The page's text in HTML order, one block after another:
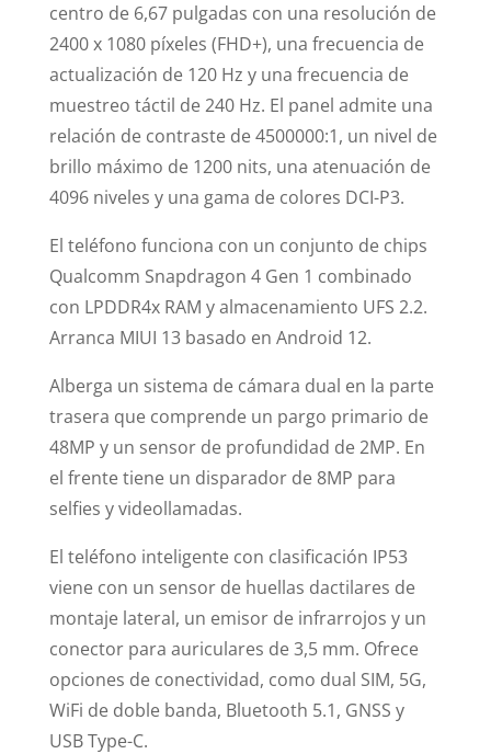
centro de 6,67 pulgadas con una resolución de
2400 x 1080 píxeles (FHD+), una frecuencia de
actualización de 120 Hz y una frecuencia de
muestreo táctil de 240 Hz. El panel admite una
relación de contraste de 4500000:1, un nivel de
brillo máximo de 1200 nits, una atenuación de
4096 niveles y una gama de colores DCI-P3.
El teléfono funciona con un conjunto de chips
Qualcomm Snapdragon 4 Gen 1 combinado
con LPDDR4x RAM y almacenamiento UFS 2.2.
Arranca MIUI 13 basado en Android 12.
Alberga un sistema de cámara dual en la parte
trasera que comprende un pargo primario de
48MP y un sensor de profundidad de 2MP. En
el frente tiene un disparador de 8MP para
selfies y videollamadas.
El teléfono inteligente con clasificación IP53
viene con un sensor de huellas dactilares de
montaje lateral, un emisor de infrarrojos y un
conector para auriculares de 3,5 mm. Ofrece
opciones de conectividad, como dual SIM, 5G,
WiFi de doble banda, Bluetooth 5.1, GNSS y
USB Type-C.